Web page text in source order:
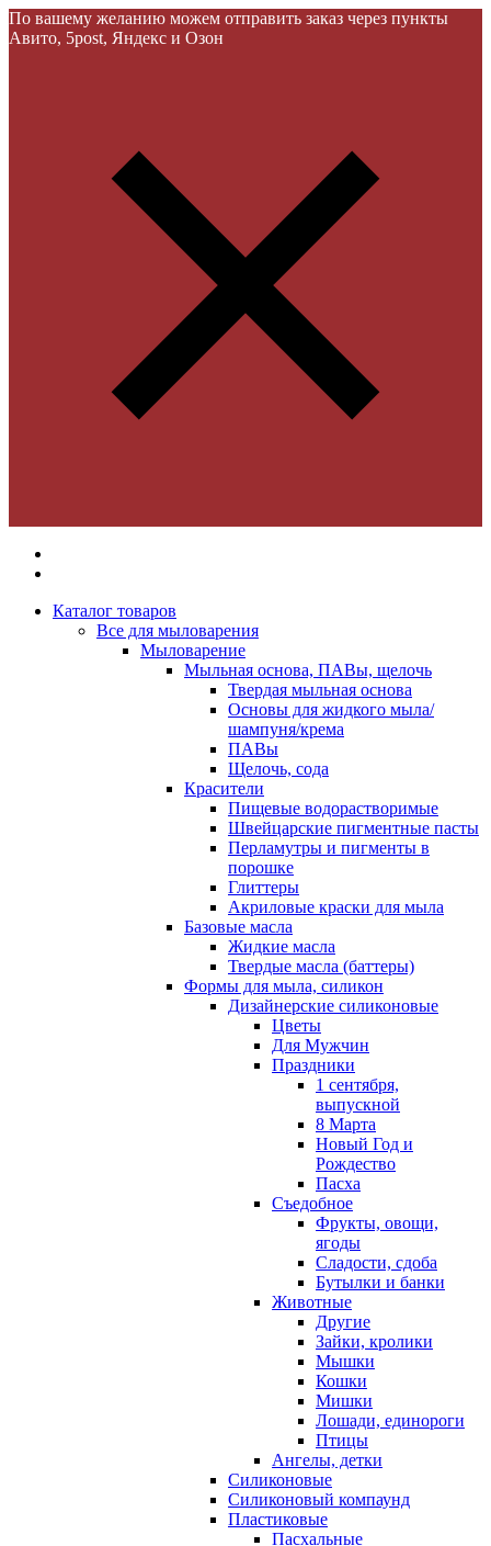
По вашему желанию можем отправить заказ через пункты
Авито, 5post, Яндекс и Озон
Каталог товаров
Все для мыловарения
Мыловарение
Мыльная основа, ПАВы, щелочь
Твердая мыльная основа
Основы для жидкого мыла/
шампуня/крема
ПАВы
Щелочь, сода
Красители
Пищевые водорастворимые
Швейцарские пигментные пасты
Перламутры и пигменты в
порошке
Глиттеры
Акриловые краски для мыла
Базовые масла
Жидкие масла
Твердые масла (баттеры)
Формы для мыла, силикон
Дизайнерские силиконовые
Цветы
Для Мужчин
Праздники
1 сентября,
выпускной
8 Марта
Новый Год и
Рождество
Пасха
Съедобное
Фрукты, овощи,
ягоды
Сладости, сдоба
Бутылки и банки
Животные
Другие
Зайки, кролики
Мышки
Кошки
Мишки
Лошади, единороги
Птицы
Ангелы, детки
Силиконовые
Силиконовый компаунд
Пластиковые
Пасхальные